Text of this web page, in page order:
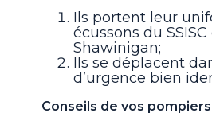
Ils portent leur
écussons du SSISC
Shawinigan;
Ils se déplacent
d’urgence bien
Conseils de vos pompiers